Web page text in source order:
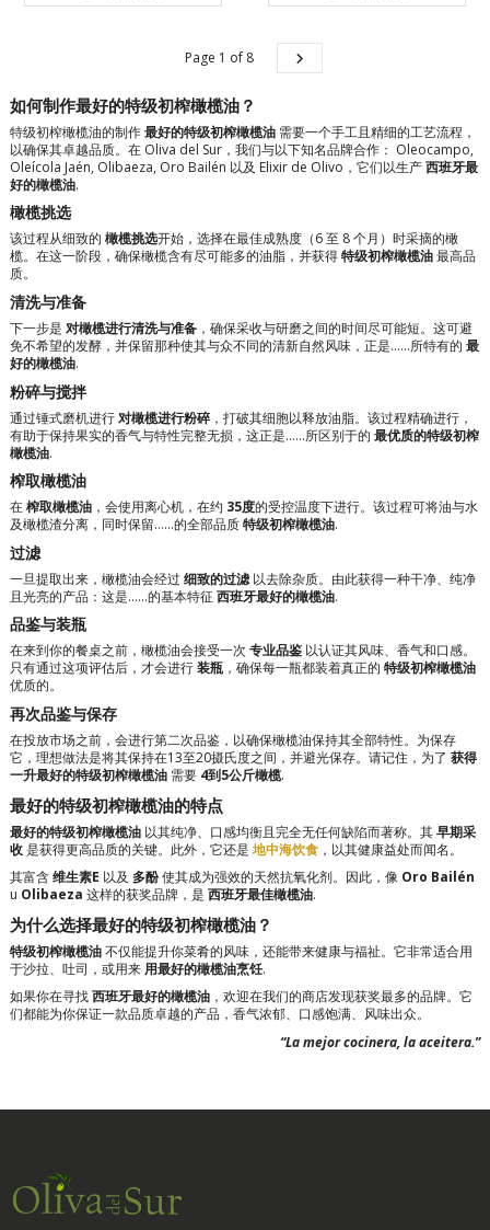
Page 1 of 8
如何制作最好的特级初榨橄榄油？
特级初榨橄榄油的制作最好的特级初榨橄榄油 需要一个手工且精细的工艺流程，
以确保其卓越品质。在 Oliva del Sur，我们与以下知名品牌合作： Oleocampo,
Oleícola Jaén, Olibaeza, Oro Bailén 以及 Elixir de Olivo ，它们以生产西班牙最
好的橄榄油.
橄榄挑选
该过程从细致的 橄榄挑选开始，选择在最佳成熟度（6 至 8 个月）时采摘的橄
榄。在这一阶段，确保橄榄含有尽可能多的油脂，并获得特级初榨橄榄油最高品
质。
清洗与准备
下一步是 对橄榄进行清洗与准备 ，确保采收与研磨之间的时间尽可能短。这可避
免不希望的发酵，并保留那种使其与众不同的清新自然风味，正是……所特有的 最
好的橄榄油.
粉碎与搅拌
通过锤式磨机进行对橄榄进行粉碎，打破其细胞以释放油脂。该过程精确进行，
有助于保持果实的香气与特性完整无损，这正是……所区别于的 最优质的特级初榨
橄榄油.
榨取橄榄油
在榨取橄榄油 ，会使用离心机，在约 35度的受控温度下进行。该过程可将油与水
及橄榄渣分离，同时保留……的全部品质特级初榨橄榄油.
过滤
一旦提取出来，橄榄油会经过 细致的过滤以去除杂质。由此获得一种干净、纯净
且光亮的产品：这是……的基本特征 西班牙最好的橄榄油.
品鉴与装瓶
在来到你的餐桌之前，橄榄油会接受一次 专业品鉴 以认证其风味、香气和口感。
只有通过这项评估后，才会进行装瓶 ，确保每一瓶都装着真正的 特级初榨橄榄油
优质的。
再次品鉴与保存
在投放市场之前，会进行第二次品鉴，以确保橄榄油保持其全部特性。为保存
它，理想做法是将其保持在13至20摄氏度之间，并避光保存。请记住，为了 获得
一升最好的特级初榨橄榄油 需要 4到5公斤橄榄.
最好的特级初榨橄榄油的特点
最好的特级初榨橄榄油 以其纯净、口感均衡且完全无任何缺陷而著称。其早期采
收是获得更高品质的关键。此外，它还是 地中海饮食 ，以其健康益处而闻名。
其富含维生素E 以及 多酚使其成为强效的天然抗氧化剂。因此，像 Oro Bailén
u Olibaeza 这样的获奖品牌，是 西班牙最佳橄榄油.
为什么选择最好的特级初榨橄榄油？
特级初榨橄榄油不仅能提升你菜肴的风味，还能带来健康与福祉。它非常适合用
于沙拉、吐司，或用来 用最好的橄榄油烹饪.
如果你在寻找西班牙最好的橄榄油 ，欢迎在我们的商店发现获奖最多的品牌。它
们都能为你保证一款品质卓越的产品，香气浓郁、口感饱满、风味出众。
“La mejor cocinera, la aceitera.”